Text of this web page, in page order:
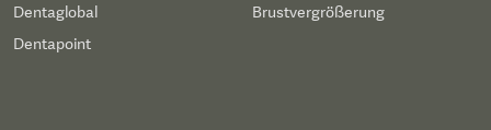
Dentaglobal
Dentapoint
Brustvergrößerung